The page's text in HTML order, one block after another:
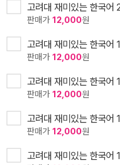
고려대 재미있는 한국어
판매가 12,000원
고려대 재미있는 한국어
판매가 12,000원
고려대 재미있는 한국어
판매가 12,000원
고려대 재미있는 한국어
판매가 12,000원
고려대 재미있는 한국어